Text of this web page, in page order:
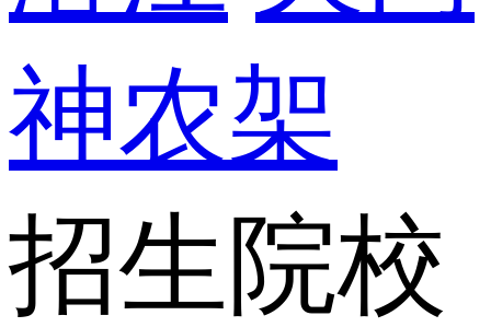
神农架
招生院校